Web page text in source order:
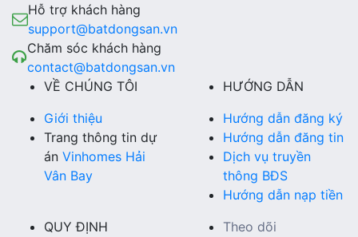
Hỗ trợ khách hàng
support@batdongsan.vn
Chăm sóc khách hàng
contact@batdongsan.vn
VỀ CHÚNG TÔI
Giới thiệu
Trang thông tin dự
án Vinhomes Hải
Vân Bay
HƯỚNG DẪN
Hướng dẫn đăng ký
Hướng dẫn đăng tin
Dịch vụ truyền
thông BĐS
Hướng dẫn nạp tiền
QUY ĐỊNH
Theo dõi